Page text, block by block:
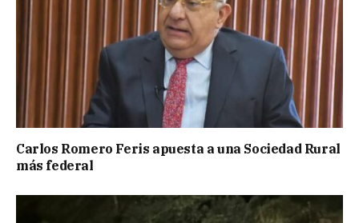
Carlos Romero Feris apuesta a una Sociedad Rural
más federal